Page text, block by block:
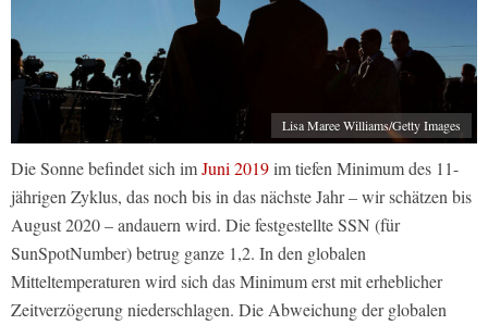
Lisa Maree Williams/Getty Images
Die Sonne befindet sich imJuni 2019im tiefen Minimum des 11-
jährigen Zyklus, das noch bis in das nächste Jahr – wir schätzen bis
August 2020 – andauern wird. Die festgestellte SSN (für
SunSpotNumber) betrug ganze 1,2. In den globalen
Mitteltemperaturen wird sich das Minimum erst mit erheblicher
Zeitverzögerung niederschlagen. Die Abweichung der globalen